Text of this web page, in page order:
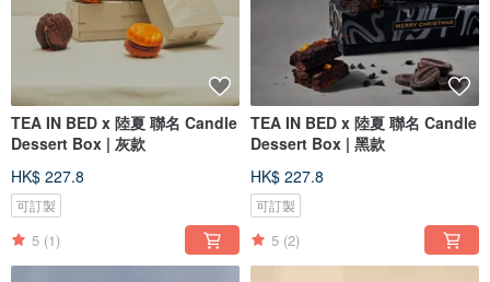
TEA IN BED x 陸夏 聯名 Candle
Dessert Box | 灰款
HK$ 227.8
可訂製
5 (1)
TEA IN BED x 陸夏 聯名 Candle
Dessert Box | 黑款
HK$ 227.8
可訂製
5 (2)